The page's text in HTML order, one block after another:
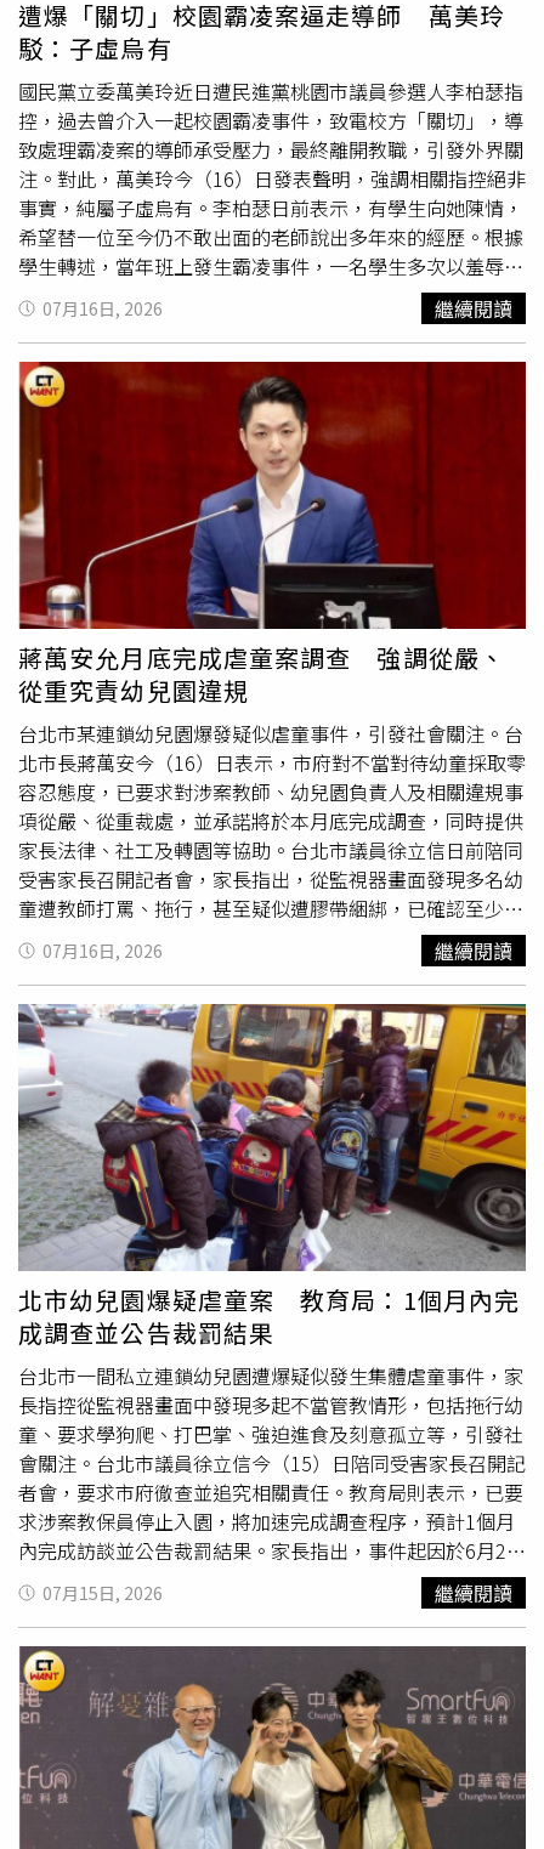
第3年，即使上午須履行皇室公務，下午仍經常返回公司處
理業務，工作態度認真，也樂於與不同部門、不同年齡的同
事交流，因此在公司內部累積極佳口碑，支持她的同仁也愈
來愈多。這次陪伴愛子公主同行的H先生，是她自學習院幼
稚園、小學時期便認識的同班同學。過去天皇一家每年前往
那須避暑時，H先生一家也曾多次與皇室會合，兩家人往來
相當密切。H先生與愛子公主自學習院時期便相識，多年來
始終保持友誼，今年再度陪伴她前往那須動物王國。（圖／
翻攝自X，@kitanocurry）報導回顧，2010年8月，愛子公
主因校園人際問題一度對
感到不安。當年一家人攀登那
須茶臼岳時，就讀小學三年級的H先生一路陪伴，途中愛子
公主差點跌倒時，他立刻伸手攙扶，下山途中兩人更手牽手
同行，引起現場不少民眾注意。之後H先生還獲邀搭乘天皇
一家的座車離開，由於一般民眾極少有機會與皇室同車，也
被外界視為天皇一家對他抱有高度信任。據了解，H先生父
親曾任日本最大造船企業高層，也擔任多家關係企業社長。
H先生兒時戴著眼鏡，外型曾被形容神似《哆啦A夢》中的
大雄，但隨著成長投入海洋運動，體格逐漸壯碩，身高約
185公分，高中轉讀另一所知名私立名校，大學畢業後進入
大型銀行集團旗下公司任職，目前擔任銀行員。隨著兩人升
學，各自忙於學業與生活，H先生曾有一段時間未再參加那
須聚會，直到去年夏天才睽違6年再次現身。當時愛子公主
因陪伴16年的愛犬「由莉」離世，仍沉浸在失去愛犬的悲傷
中。日媒分析，H先生特地利用休假前往那須陪伴，希望替
她打氣，因此被形容宛如默默守護公主的「騎士」。今年7
月下旬，兩人再次被目擊一同前往那須動物王國，並肩坐在
飛鳥表演秀最前排。現場女遊客向《女性自身》表示，愛子
公主全程與H先生有說有笑，每當對方開口，她總會笑出聲
來，燦爛笑容與平時公開活動中溫柔含蓄的形象截然不同，
甚至讓人感覺她比起觀賞精彩表演，更投入與身旁友人的聊
天。目擊者也提到，天皇德仁與皇后雅子當時坐在距離兩人
稍遠的位置，看起來像是靜靜陪伴著兩位年輕人。皇室記者
分析，今年H先生再次現身那須，除了擔心愛子公主受到皇
室典範修法爭議影響，希望給予陪伴與支持外，兩人在熱門
觀光景點面對眾多遊客時，依然自然互動、沒有刻意保持距
離，也讓外界關注兩人關係是否更加親近。他認為，這不僅
反映H先生深受愛子公主信任，也顯示天皇夫婦對這位多年
好友抱持高度信賴，相信他未來仍會是陪伴、支持愛子公主
的重要人物。不過，報導中有關兩人關係發展、H先生赴那
須的動機，以及天皇夫婦的想法，主要引述皇室記者及相關
人士分析，並未獲日本皇室正式證實。
遭爆「關切」校園霸凌案逼走導師 萬美玲
駁：子虛烏有
國民黨立委萬美玲近日遭民進黨桃園市議員參選人李柏瑟指
控，過去曾介入一起校園霸凌事件，致電校方「關切」，導
致處理霸凌案的導師承受壓力，最終離開教職，引發外界關
注。對此，萬美玲今（16）日發表聲明，強調相關指控絕非
事實，純屬子虛烏有。李柏瑟日前表示，有學生向她陳情，
希望替一位至今仍不敢出面的老師說出多年來的經歷。根據
學生轉述，當年班上發生霸凌事件，一名學生多次以羞辱性
言語辱罵同學，甚至刻意將女同學整理好的羽球撒回地上，
導師為保護受害學生，希望學校依規定處理霸凌事件。學生
「關切」，此後家長對老師態度轉趨強勢，班
雖曾發起連署慰留老師，但老師最後仍選擇離開。針對相關
指控，萬美玲聲明指出，近日有心人士指控她不當介入校園
事件並施壓校方，她必須嚴正駁斥，「指控絕非事實，純屬
子虛烏有」。她表示，在處理任何涉及校園相關陳情案時，
都是以「保護孩子受教權、尊重教師管教權」為原則，若遇
校園相關爭議事件，一律「尊重教育專業、絕不干預調
查」，交由主管機關及學校依法處理。萬美玲強調，她絕對
不會對學校施壓，更未曾干涉學校內爭議事件的調查，任何
未經查證的含沙射影，不僅是廉價的政治操作，更是對教育
工作者的不尊重。
07月16日, 2026 繼續閱讀
蔣萬安允月底完成虐童案調查 強調從嚴、
從重究責幼兒園違規
台北市某連鎖幼兒園爆發疑似虐童事件，引發社會關注。台
北市長蔣萬安今（16）日表示，市府對不當對待幼童採取零
容忍態度，已要求對涉案教師、幼兒園負責人及相關違規事
項從嚴、從重裁處，並承諾將於本月底完成調查，同時提供
家長法律、社工及轉園等協助。台北市議員徐立信日前陪同
受害家長召開記者會，家長指出，從監視器畫面發現多名幼
童遭教師打罵、拖行，甚至疑似遭膠帶綑綁，已確認至少12
名幼童受害，目前觀看約330小時監視器畫面，就發現43起
疑似不當對待事件，擔憂仍有更多受害個案尚未曝光。家長
表示，孩子返家後陸續出現做惡夢、磨牙、抗拒上學等情
形，原以為只是適應不良，直到調閱監視器畫面才發現真
相，質疑園方未如實說明事件經過，也批評教育局調查速度
過慢。針對外界關切，蔣萬安下午赴台北市議會備詢前受訪
表示，市府第一時間即啟動調查，對涉案教師、幼兒園負責
人及相關違規事項依法從重裁處，也已安排專用場地與設
備，協助家長觀看監視器畫面。蔣萬安指出，市府同步提供
律師法律諮詢、社工專業協助及幼童轉園安置等服務，後續
將由外部委員組成專案小組，結合監視器畫面等證據進行認
定，目標在本月底完成調查，並依規定從嚴、從重、從速處
理，絕不容忍任何虐童行為。
07月16日, 2026 繼續閱讀
北市幼兒園爆疑虐童案 教育局：1個月內完
成調查並公告裁罰結果
台北市一間私立連鎖幼兒園遭爆疑似發生集體虐童事件，家
長指控從監視器畫面中發現多起不當管教情形，包括拖行幼
童、要求學狗爬、打巴掌、強迫進食及刻意孤立等，引發社
會關注。台北市議員徐立信今（15）日陪同受害家長召開記
者會，要求市府徹查並追究相關責任。教育局則表示，已要
求涉案教保員停止入園，將加速完成調查程序，預計1個月
內完成訪談並公告裁罰結果。家長指出，事件起因於6月23
日送孩子到園時，目擊一名老師將女童單手拖進教室，要求
調閱監視器後，才陸續發現疑似共有43起不當對待事件，至
少12名幼童受害。畫面中除可見幼童遭拖拉、推倒及拍打
外，也有被要求在走廊學狗爬、蹲著走路，甚至四肢跪地維
持姿勢，以及遭刻意孤立、不給用餐、強迫進食等情形。家
長表示，目前掌握至少有2名教保員涉案，但畫面中也可見
其他在場成人未出面制止，甚至低頭滑手機。多名孩子返家
後出現拒絕
上學、夜驚、惡夢、磨牙等情形，有家長更透
露，孩子半年幾乎沒有長高，身心狀況明顯受到影響。受害
家長在記者會上表示，沒有父母願意公開孩子遭受的傷害，
07月15日, 2026 繼續閱讀